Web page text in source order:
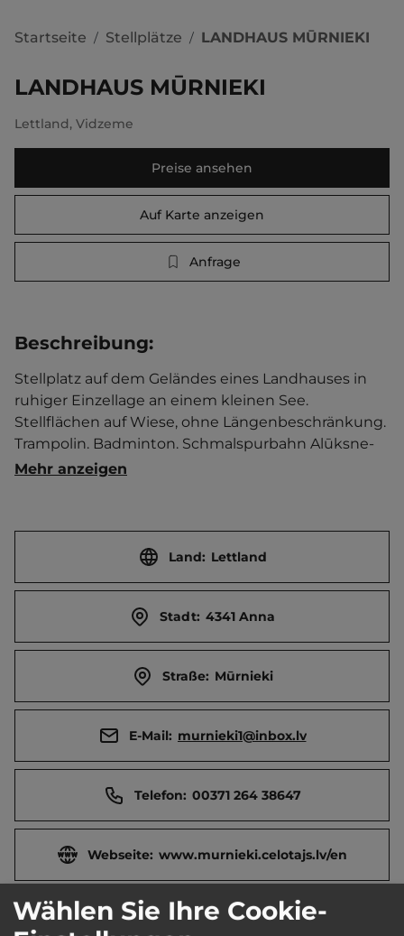
Startseite / Stellplätze / LANDHAUS MŪRNIEKI
LANDHAUS MŪRNIEKI
Lettland, Vidzeme
Preise ansehen
Auf Karte anzeigen
Anfrage
Beschreibung:
Stellplatz auf dem Geländes eines Landhauses in
ruhiger Einzellage an einem kleinen See.
Stellflächen auf Wiese, ohne Längenbeschränkung.
Trampolin. Badminton. Schmalspurbahn Alūksne-
Gulbene in der Nähe.   Ort 14 km entfernt.
Mehr anzeigen
Land: Lettland
Stadt: 4341 Anna
Straße: Mūrnieki
E-Mail: murnieki1@inbox.lv
Telefon: 00371 264 38647
Webseite: www.murnieki.celotajs.lv/en
Öffnungszeiten: 1.5. bis 15.10.
Wählen Sie Ihre Cookie-